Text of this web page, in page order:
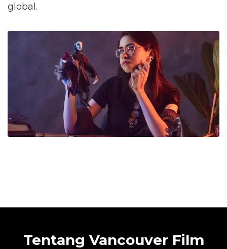
global.
Tentang Vancouver Film